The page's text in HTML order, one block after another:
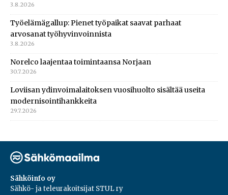
3.8.2026
Työelämägallup: Pienet työpaikat saavat parhaat
arvosanat työhyvinvoinnista
3.8.2026
Norelco laajentaa toimintaansa Norjaan
30.7.2026
Loviisan ydinvoimalaitoksen vuosihuolto sisältää useita
modernisointihankkeita
29.7.2026
Sähköinfo oy
Sähkö- ja teleurakoitsijat STUL ry